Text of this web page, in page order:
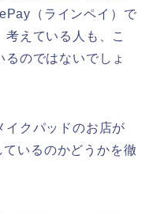
（ラインペイ）で
えている人も、こ
のではないでしょ
イクパッドのお店が
いるのかどうかを徹